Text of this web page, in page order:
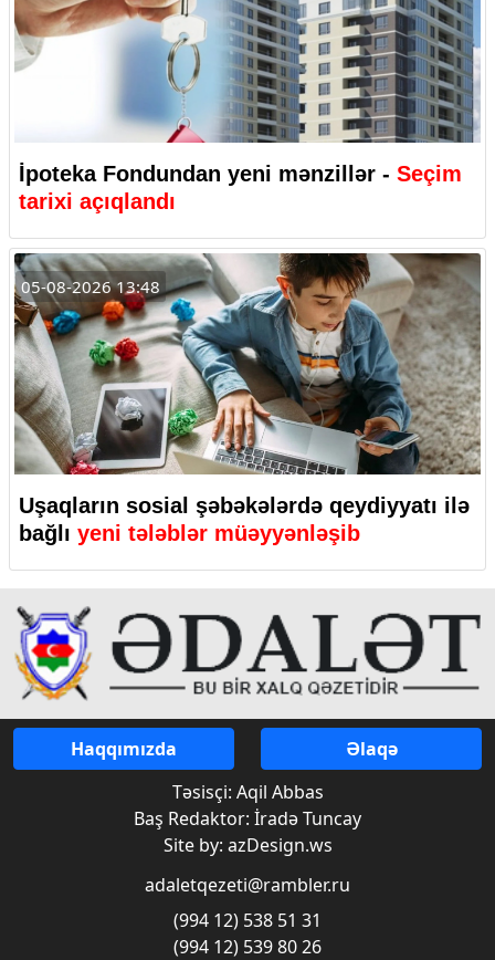
İpoteka Fondundan yeni mənzillər - Seçim
tarixi açıqlandı
05-08-2026 13:48
Uşaqların sosial şəbəkələrdə qeydiyyatı ilə
bağlı yeni tələblər müəyyənləşib
Haqqımızda
Əlaqə
Təsisçi: Aqil Abbas
Baş Redaktor: İradə Tuncay
Site by: azDesign.ws
adaletqezeti@rambler.ru
(994 12) 538 51 31
(994 12) 539 80 26